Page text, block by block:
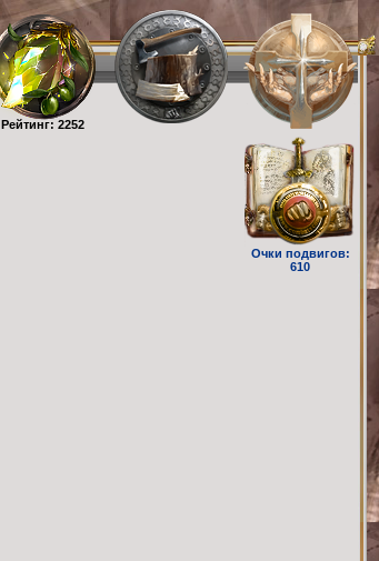
Рейтинг: 2252
Очки подвигов:
610